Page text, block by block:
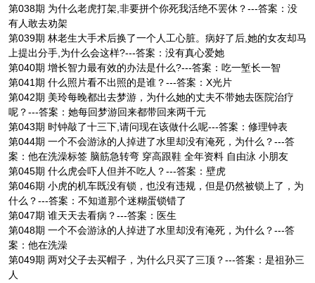
第038期 为什么老虎打架,非要拼个你死我活绝不罢休？---答案：没
有人敢去劝架
第039期 林老生大手术后换了一个人工心脏。病好了后,她的女友却马
上提出分手,为什么会这样?---答案：没有真心爱她
第040期 增长智力最有效的办法是什么?---答案：吃一堑长一智
第041期 什么照片看不出照的是谁？---答案：X光片
第042期 美玲每晚都出去梦游，为什么她的丈夫不带她去医院治疗
呢？---答案：她每回梦游回来都带回来两千元
第043期 时钟敲了十三下,请问现在该做什么呢---答案：修理钟表
第044期 一个不会游泳的人掉进了水里却没有淹死，为什么？---答
案：他在洗澡标签 脑筋急转弯 穿高跟鞋 全年资料 自由泳 小朋友
第045期 什么虎会吓人但并不吃人？---答案：壁虎
第046期 小虎的机车既没有锁，也没有违规，但是仍然被锁上了，为
什么？---答案：不知道那个迷糊蛋锁错了
第047期 谁天天去看病？---答案：医生
第048期 一个不会游泳的人掉进了水里却没有淹死，为什么？---答
案：他在洗澡
第049期 两对父子去买帽子，为什么只买了三顶？---答案：是祖孙三
人